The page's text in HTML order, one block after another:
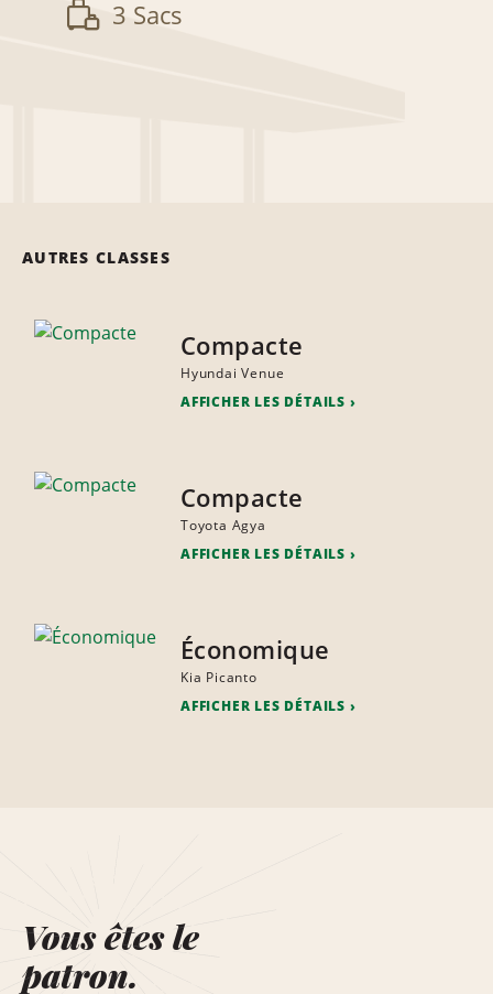
3 Sacs
AUTRES CLASSES
Compacte
Hyundai Venue
AFFICHER LES DÉTAILS
Compacte
Toyota Agya
AFFICHER LES DÉTAILS
Économique
Kia Picanto
AFFICHER LES DÉTAILS
Vous êtes le
patron.